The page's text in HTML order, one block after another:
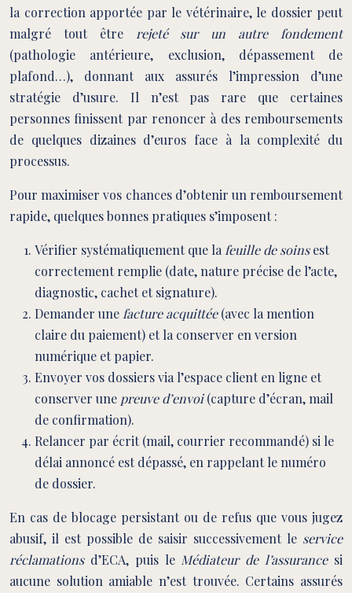
la correction apportée par le vétérinaire, le dossier peut
malgré tout être
rejeté sur un autre fondement
(pathologie antérieure, exclusion, dépassement de
plafond…), donnant aux assurés l’impression d’une
stratégie d’usure. Il n’est pas rare que certaines
personnes finissent par renoncer à des remboursements
de quelques dizaines d’euros face à la complexité du
processus.
Pour maximiser vos chances d’obtenir un remboursement
rapide, quelques bonnes pratiques s’imposent :
Vérifier systématiquement que la feuille de soinsest
correctement remplie (date, nature précise de l’acte,
diagnostic, cachet et signature).
Demander une facture acquittée(avec la mention
claire du paiement) et la conserver en version
numérique et papier.
Envoyer vos dossiers via l’espace client en ligne et
conserver une preuve d’envoi(capture d’écran, mail
de confirmation).
Relancer par écrit (mail, courrier recommandé) si le
délai annoncé est dépassé, en rappelant le numéro
de dossier.
En cas de blocage persistant ou de refus que vous jugez
abusif, il est possible de saisir successivement le service
réclamationsd’ECA, puis le Médiateur de l’assurancesi
aucune solution amiable n’est trouvée. Certains assurés